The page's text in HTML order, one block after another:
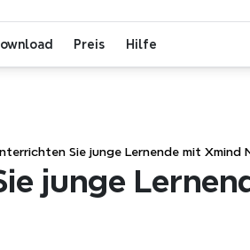
Sie junge Lernende mit Xmind
junge
Preis Hilfe